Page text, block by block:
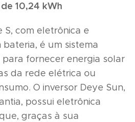
10,24 kWh
S, com eletrônica e
é um sistema
fornecer energia solar
da rede elétrica ou
O inversor Deye Sun,
possui eletrônica
graças à sua